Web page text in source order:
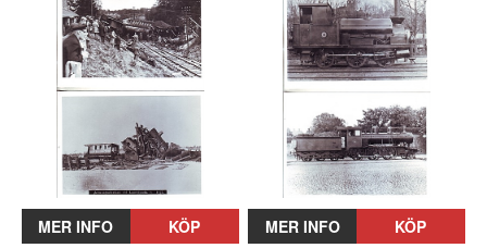
MER INFO KÖP MER INFO KÖP